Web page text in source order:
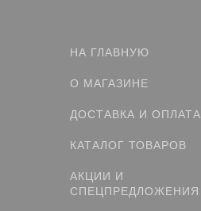
НА ГЛАВНУЮ
О МАГАЗИНЕ
ДОСТАВКА И ОПЛАТА
КАТАЛОГ ТОВАРОВ
АКЦИИ И
СПЕЦПРЕДЛОЖЕНИЯ